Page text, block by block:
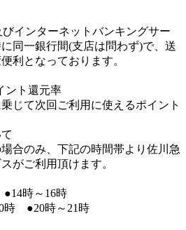
インターネットバンキングサー
同一銀行間(支店は問わず)で、送
利となっております。
ント還元率
じて次回ご利用に使えるポイント
合のみ、下記の時間帯より佐川急
がご利用頂けます。
時～16時
時 ●20時～21時